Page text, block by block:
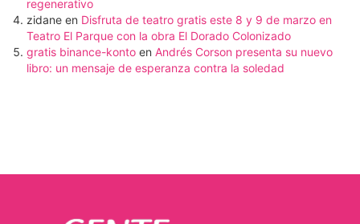
regenerativo
zidane en Disfruta de teatro gratis este 8 y 9 de marzo en
Teatro El Parque con la obra El Dorado Colonizado
gratis binance-konto en Andrés Corson presenta su nuevo
libro: un mensaje de esperanza contra la soledad